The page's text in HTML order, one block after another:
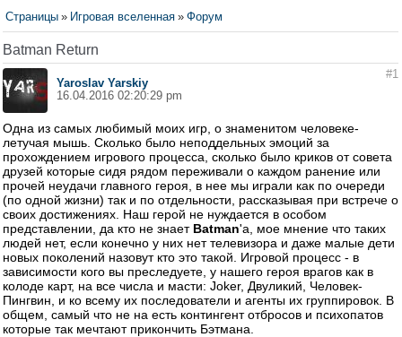
Страницы » Игровая вселенная » Форум
Batman Return
Yaroslav Yarskiy
16.04.2016 02:20:29 pm
#1
Одна из самых любимый моих игр, о знаменитом человеке-
летучая мышь. Сколько было неподдельных эмоций за
прохождением игрового процесса, сколько было криков от совета
друзей которые сидя рядом переживали о каждом ранение или
прочей неудачи главного героя, в нее мы играли как по очереди
(по одной жизни) так и по отдельности, рассказывая при встрече о
своих достижениях. Наш герой не нуждается в особом
представлении, да кто не знает Batman'а, мое мнение что таких
людей нет, если конечно у них нет телевизора и даже малые дети
новых поколений назовут кто это такой. Игровой процесс - в
зависимости кого вы преследуете, у нашего героя врагов как в
колоде карт, на все числа и масти: Joker, Двуликий, Человек-
Пингвин, и ко всему их последователи и агенты их группировок. В
общем, самый что не на есть контингент отбросов и психопатов
которые так мечтают прикончить Бэтмана.